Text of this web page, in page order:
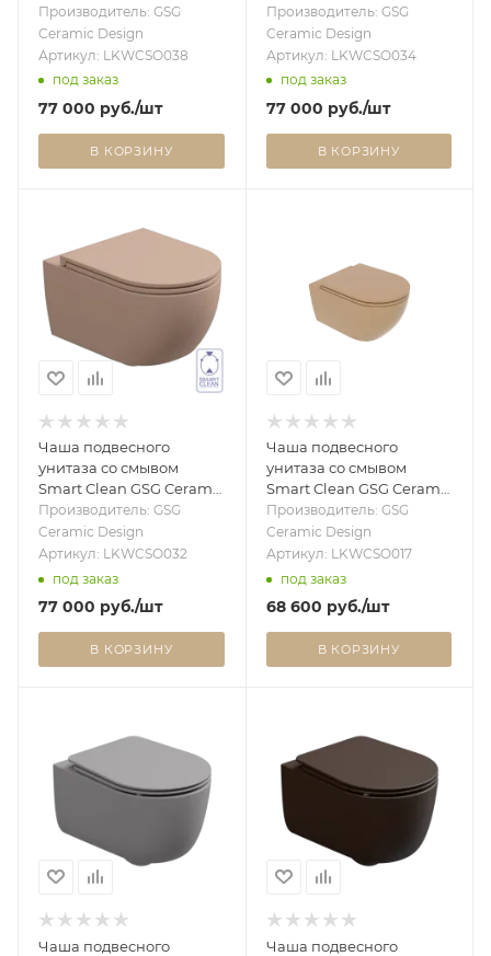
Design Like LKWCSO038,
Fumo Matt LKWCSO038
Производитель: GSG
Ceramic Design
Артикул: LKWCSO038
под заказ
77 000 руб./шт
В КОРЗИНУ
Design Like LKWCSO034,
Sabbia Matt LKWCSO034
Производитель: GSG
Ceramic Design
Артикул: LKWCSO034
под заказ
77 000 руб./шт
В КОРЗИНУ
Чаша подвесного
унитаза со смывом
Smart Clean GSG Ceramic
Design Like LKWCSO032,
Cipria Matt LKWCSO032
Производитель: GSG
Ceramic Design
Артикул: LKWCSO032
под заказ
77 000 руб./шт
В КОРЗИНУ
Чаша подвесного
унитаза со смывом
Smart Clean GSG Ceramic
Design Like LKWCSO017,
каштан LKWCSO017
Производитель: GSG
Ceramic Design
Артикул: LKWCSO017
под заказ
68 600 руб./шт
В КОРЗИНУ
Чаша подвесного
Чаша подвесного